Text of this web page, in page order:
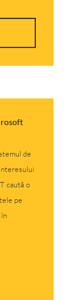
de
caută o
pe